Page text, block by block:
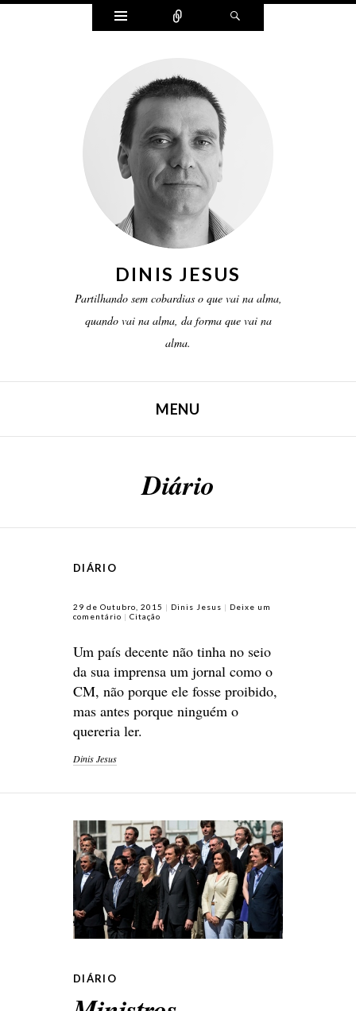
Widgets
DINIS JESUS
Partilhando sem cobardias o que vai na alma,
quando vai na alma, da forma que vai na
alma.
MENU
Diário
DIÁRIO
29 de Outubro, 2015 Dinis Jesus
Deixe um
comentário
Citação
Um país decente não tinha no seio
da sua imprensa um jornal como o
CM, não porque ele fosse proibido,
mas antes porque ninguém o
quereria ler.
Dinis Jesus
DIÁRIO